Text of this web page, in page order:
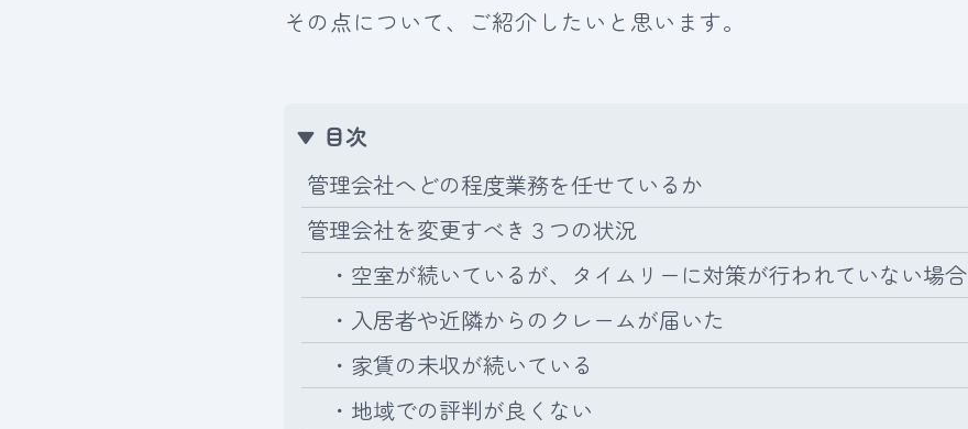
その点について、ご紹介したいと思います。
目次
管理会社へどの程度業務を任せているか
管理会社を変更すべき３つの状況
・空室が続いているが、タイムリーに対策が行われていない場合
・入居者や近隣からのクレームが届いた
・家賃の未収が続いている
・地域での評判が良くない